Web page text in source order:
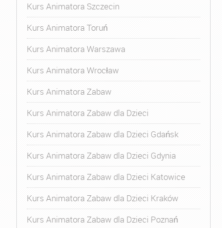
Kurs Animatora Szczecin
Kurs Animatora Toruń
Kurs Animatora Warszawa
Kurs Animatora Wrocław
Kurs Animatora Zabaw
Kurs Animatora Zabaw dla Dzieci
Kurs Animatora Zabaw dla Dzieci Gdańsk
Kurs Animatora Zabaw dla Dzieci Gdynia
Kurs Animatora Zabaw dla Dzieci Katowice
Kurs Animatora Zabaw dla Dzieci Kraków
Kurs Animatora Zabaw dla Dzieci Poznań